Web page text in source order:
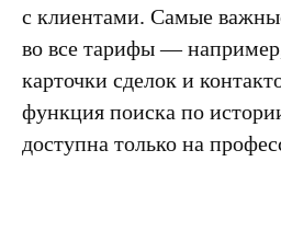
с клиентами. Самые
во все тарифы —
карточки сделок и
функция поиска по
доступна только на